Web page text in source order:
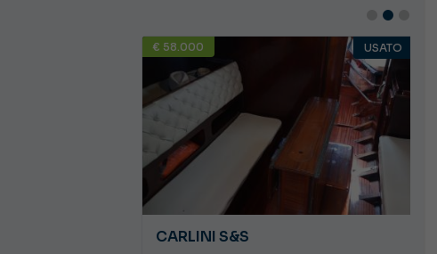
€ 58.000 USATO
CARLINI S&S